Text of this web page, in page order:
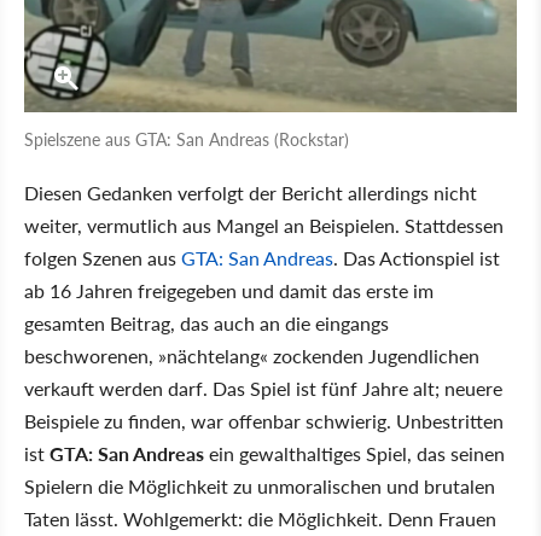
Spielszene aus GTA: San Andreas (Rockstar)
Diesen Gedanken verfolgt der Bericht allerdings nicht
weiter, vermutlich aus Mangel an Beispielen. Stattdessen
folgen Szenen ausGTA: San Andreas. Das Actionspiel ist
ab 16 Jahren freigegeben und damit das erste im
gesamten Beitrag, das auch an die eingangs
beschworenen, »nächtelang« zockenden Jugendlichen
verkauft werden darf. Das Spiel ist fünf Jahre alt; neuere
Beispiele zu finden, war offenbar schwierig. Unbestritten
istGTA: San Andreasein gewalthaltiges Spiel, das seinen
Spielern die Möglichkeit zu unmoralischen und brutalen
Taten lässt. Wohlgemerkt: die Möglichkeit. Denn Frauen